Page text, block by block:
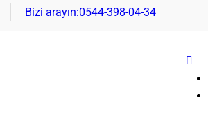
Bizi arayın:0544-398-04-34